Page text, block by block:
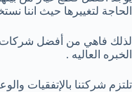
الحاجة لتغييرها حيث اننا
لذلك فاهي من أفضل شركات
الخبره العاليه .
تلتزم شركتنا بالإتفقيات